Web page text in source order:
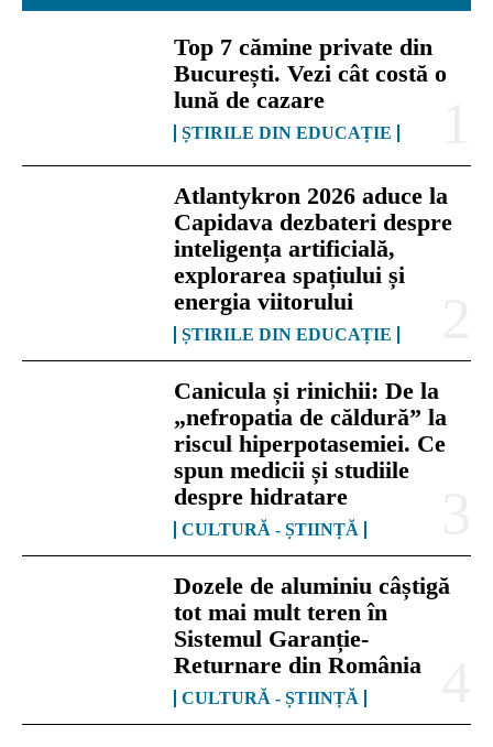
Top 7 cămine private din
București. Vezi cât costă o
lună de cazare
ȘTIRILE DIN EDUCAȚIE
Atlantykron 2026 aduce la
Capidava dezbateri despre
inteligența artificială,
explorarea spațiului și
energia viitorului
ȘTIRILE DIN EDUCAȚIE
Canicula și rinichii: De la
„nefropatia de căldură” la
riscul hiperpotasemiei. Ce
spun medicii și studiile
despre hidratare
CULTURĂ - ȘTIINȚĂ
Dozele de aluminiu câștigă
tot mai mult teren în
Sistemul Garanție-
Returnare din România
CULTURĂ - ȘTIINȚĂ